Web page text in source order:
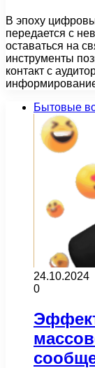
В эпоху
передается с
оставаться на
инструменты
контакт с
Бытовые
24.10.2024
0